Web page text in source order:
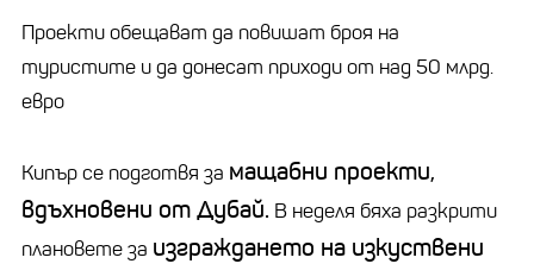
Проекти обещават да повишат броя на
туристите и да донесат приходи от над 50 млрд.
евро
Кипър се подготвя за мащабни проекти,
вдъхновени от Дубай. В неделя бяха разкрити
плановете за изграждането на изкуствени